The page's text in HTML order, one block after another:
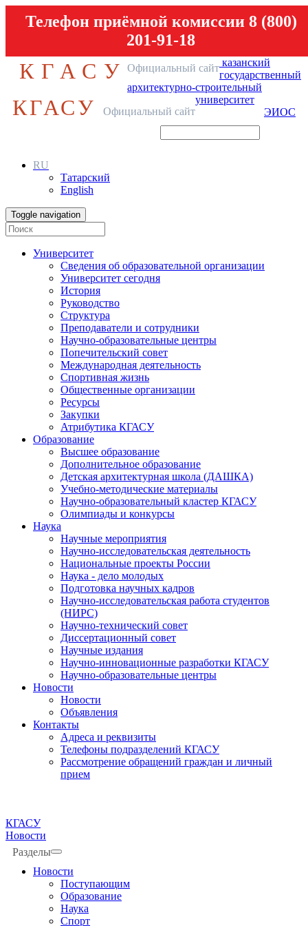
Телефон приёмной комиссии 8 (800)
201-91-18
КГАСУ Официальный сайт казанский
государственный
архитектурно-строительный
университет
КГАСУ Официальный сайт ЭИОС
RU
Татарский
English
Toggle navigation
Университет
Сведения об образовательной организации
Университет сегодня
История
Руководство
Структура
Преподаватели и сотрудники
Научно-образовательные центры
Попечительский совет
Международная деятельность
Спортивная жизнь
Общественные организации
Ресурсы
Закупки
Атрибутика КГАСУ
Образование
Высшее образование
Дополнительное образование
Детская архитектурная школа (ДАШКА)
Учебно-методические материалы
Научно-образовательный кластер КГАСУ
Олимпиады и конкурсы
Наука
Научные мероприятия
Научно-исследовательская деятельность
Национальные проекты России
Наука - дело молодых
Подготовка научных кадров
Научно-исследовательская работа студентов
(НИРС)
Научно-технический совет
Диссертационный совет
Научные издания
Научно-инновационные разработки КГАСУ
Научно-образовательные центры
Новости
Новости
Объявления
Контакты
Адреса и реквизиты
Телефоны подразделений КГАСУ
Рассмотрение обращений граждан и личный
прием
КГАСУ
Новости
Разделы
Новости
Поступающим
Образование
Наука
Спорт